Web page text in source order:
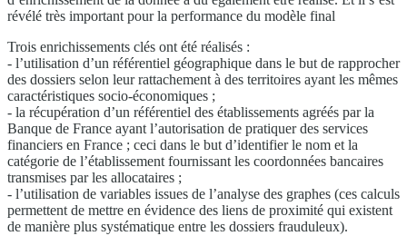
révélé très important pour la performance du modèle final
Trois enrichissements clés ont été réalisés :
- l’utilisation d’un référentiel géographique dans le but de rapprocher
des dossiers selon leur rattachement à des territoires ayant les mêmes
caractéristiques socio-économiques ;
- la récupération d’un référentiel des établissements agréés par la
Banque de France ayant l’autorisation de pratiquer des services
financiers en France ; ceci dans le but d’identifier le nom et la
catégorie de l’établissement fournissant les coordonnées bancaires
transmises par les allocataires ;
- l’utilisation de variables issues de l’analyse des graphes (ces calculs
permettent de mettre en évidence des liens de proximité qui existent
de manière plus systématique entre les dossiers frauduleux).